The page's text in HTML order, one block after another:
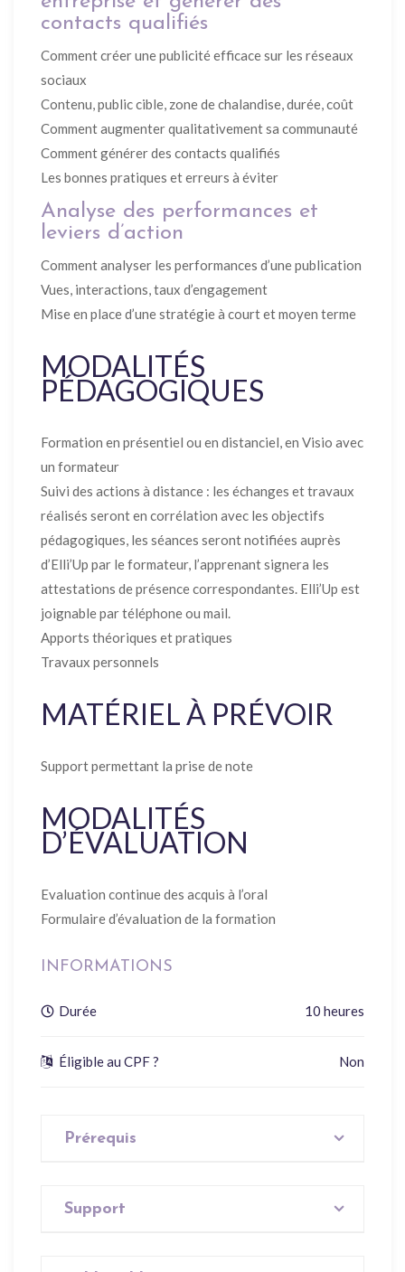
contacts qualifiés
Comment créer une publicité efficace sur les réseaux
sociaux
Contenu, public cible, zone de chalandise, durée, coût
Comment augmenter qualitativement sa communauté
Comment générer des contacts qualifiés
Les bonnes pratiques et erreurs à éviter
Analyse des performances et
leviers d’action
Comment analyser les performances d’une publication
Vues, interactions, taux d’engagement
Mise en place d’une stratégie à court et moyen terme
MODALITÉS
PÉDAGOGIQUES
Formation en présentiel ou en distanciel, en Visio avec
un formateur
Suivi des actions à distance : les échanges et travaux
réalisés seront en corrélation avec les objectifs
pédagogiques, les séances seront notifiées auprès
d’Elli’Up par le formateur, l’apprenant signera les
attestations de présence correspondantes. Elli’Up est
joignable par téléphone ou mail.
Apports théoriques et pratiques
Travaux personnels
MATÉRIEL À PRÉVOIR
Support permettant la prise de note
MODALITÉS
D’ÉVALUATION
Evaluation continue des acquis à l’oral
Formulaire d’évaluation de la formation
INFORMATIONS
Durée 10 heures
Éligible au CPF ? Non
Prérequis
Support